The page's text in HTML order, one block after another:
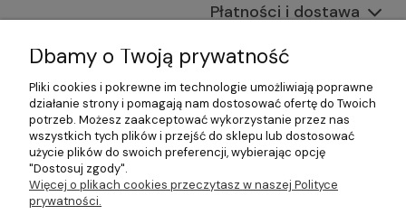
Płatności i dostawa
Informacje
O nas
©2026 Wszelkie Prawa Zastrzeżone | Gastrosklep |
Wyposażenie gastronomii, restauracji oraz barów
Dbamy o Twoją prywatność
Pliki cookies i pokrewne im technologie umożliwiają poprawne
działanie strony i pomagają nam dostosować ofertę do Twoich
potrzeb. Możesz zaakceptować wykorzystanie przez nas
wszystkich tych plików i przejść do sklepu lub dostosować
użycie plików do swoich preferencji, wybierając opcję
"Dostosuj zgody".
Więcej o plikach cookies przeczytasz w naszej Polityce
prywatności.